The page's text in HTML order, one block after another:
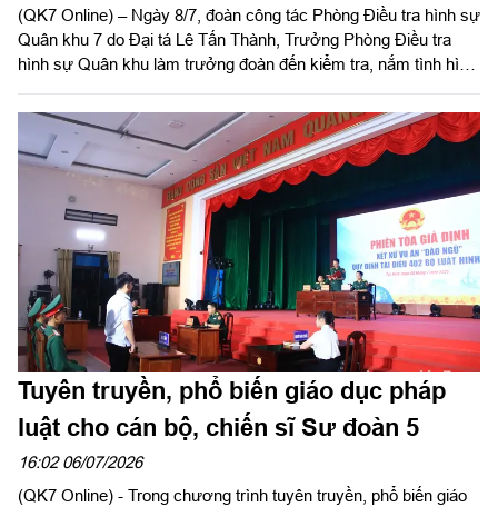
(QK7 Online) – Ngày 8/7, đoàn công tác Phòng Điều tra hình sự
Quân khu 7 do Đại tá Lê Tấn Thành, Trưởng Phòng Điều tra
hình sự Quân khu làm trưởng đoàn đến kiểm tra, nắm tình hình
phòng, chống vi phạm, tội phạm tại Bộ Chỉ huy Quân sự
(CHQS) tỉnh Tây Ninh. Tiếp và làm việc với đoàn có Đại tá
Nguyễn Thành Đạt, Phó Chỉ huy trưởng Bộ CHQS tỉnh.
Tuyên truyền, phổ biến giáo dục pháp
luật cho cán bộ, chiến sĩ Sư đoàn 5
16:02 06/07/2026
(QK7 Online) - Trong chương trình tuyên truyền, phổ biến giáo